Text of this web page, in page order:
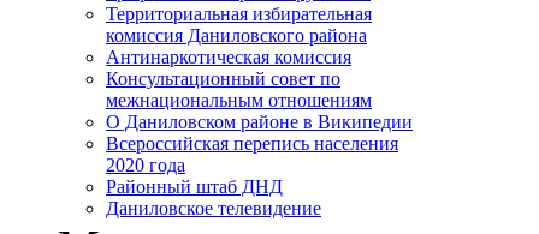
Территориальная избирательная
комиссия Даниловского района
Антинаркотическая комиссия
Консультационный совет по
межнациональным отношениям
О Даниловском районе в Википедии
Всероссийская перепись населения
2020 года
Районный штаб ДНД
Даниловское телевидение